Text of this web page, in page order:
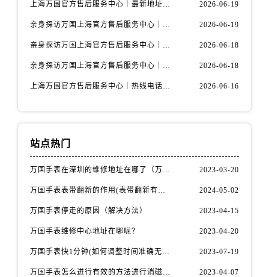
上海万国官方售后服务中心｜最新地址与客服热线权威信息公示（2026年6月最新） 2026-06-19
亲身探访万国上海官方售后服务中心｜全新维修门店地址及电话（2026年6月最新） 2026-06-19
亲身探访万国上海官方售后服务中心｜最新电话及地址（2026年6月最新） 2026-06-18
亲身探访万国上海官方售后服务中心｜网点地址与客服电话（2026年6月最新） 2026-06-18
上海万国官方售后服务中心｜热线电话与网点地址权威信息公示（2026年6月最新） 2026-06-16
站点热门
万国手表在深圳的维修地址在哪了（万国手表如何更换表带） 2023-03-20
万国手表表带翻新的作用(表带翻新有什么用) 2024-05-02
万国手表停走的原因（解决方法） 2023-04-15
万国手表维修中心地址在哪呢？ 2023-04-20
万国手表快1分钟(如何调整时间准确无误) 2023-07-19
万国手表怎么进行有效的方法进行消磁呢(机械手表消磁) 2023-04-07